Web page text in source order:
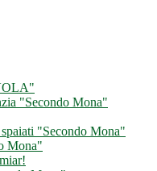
"Secondo Mona"
"Secondo Mona"
Mona"